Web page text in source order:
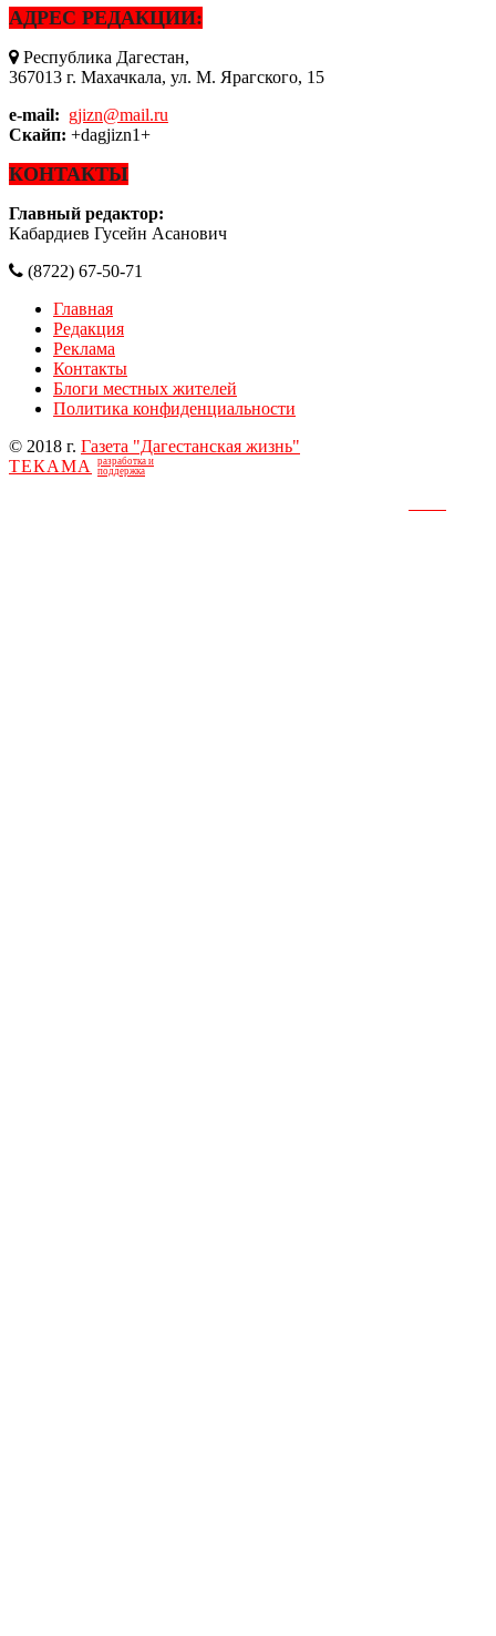
АДРЕС РЕДАКЦИИ:
Республика Дагестан,
367013 г. Махачкала, ул. М. Ярагского, 15
e-mail: gjizn@mail.ru
Скайп: +dagjizn1+
КОНТАКТЫ
Главный редактор:
Кабардиев Гусейн Асанович
(8722) 67-50-71
Главная
Редакция
Реклама
Контакты
Блоги местных жителей
Политика конфиденциальности
© 2018 г. Газета "Дагестанская жизнь"
ТЕКАМА
разработка и
поддержка